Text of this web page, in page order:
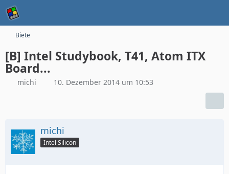
Biete
[B] Intel Studybook, T41, Atom ITX
Board...
michi 10. Dezember 2014 um 10:53
michi
Intel Silicon